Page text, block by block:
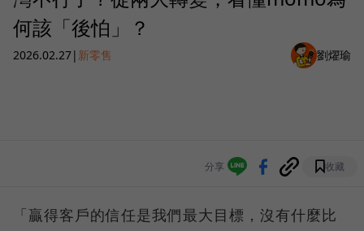
何該「後怕」？
2026.02.27| 新零售 劉燿瑜
分享 收藏
「贏得客戶的信任是我們最大目標，沒有什麼比